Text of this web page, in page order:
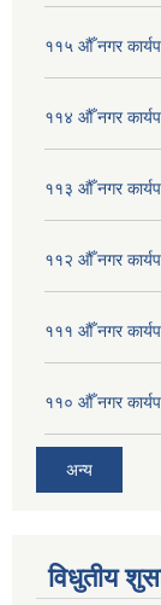
११५ औँ नगर
११४ औँ नगर
११३ औँ नगर
११२ औँ नगर
१११ औँ नगर
११० औँ नगर
अन्य
विधुतीय